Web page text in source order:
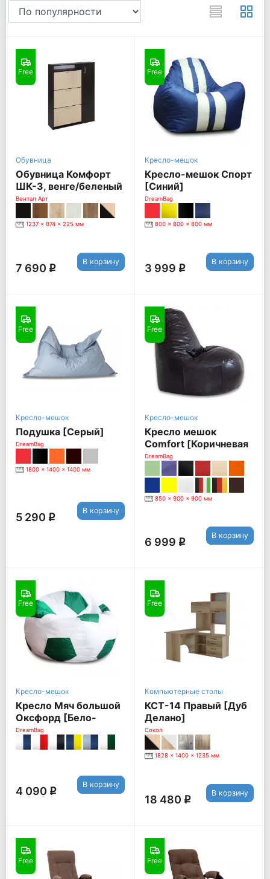
Free
Обувница
Обувница Комфорт
ШК-3, венге/беленый
дуб
Вентал Арт
1237 x 874 x 225 мм
7 690 q
В корзину
Free
Кресло-мешок
Кресло-мешок Спорт
[Синий]
DreamBag
800 x 800 x 800 мм
3 999 q
В корзину
Free
Кресло-мешок
Подушка [Серый]
DreamBag
1800 x 1400 x 1400 мм
5 290 q
В корзину
Free
Кресло-мешок
Кресло мешок
Comfort [Коричневая
экокожа]
DreamBag
850 x 900 x 900 мм
6 999 q
В корзину
Free
Кресло-мешок
Кресло Мяч большой
Оксфорд [Бело-
зеленый]
DreamBag
4 090 q
В корзину
Free
Компьютерные столы
КСТ-14 Правый [Дуб
Делано]
Сокол
1828 x 1400 x 1235 мм
18 480 q
В корзину
Free Free